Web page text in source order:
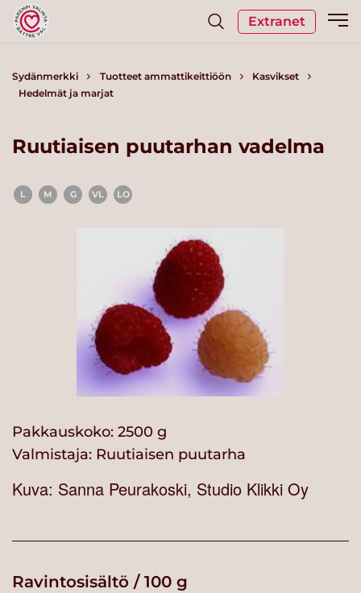
Extranet
Sydänmerkki Tuotteet ammattikeittiöön
Kasvikset
Hedelmät ja marjat
Ruutiaisen puutarhan vadelma
L M G VL LO
Pakkauskoko: 2500 g
Valmistaja: Ruutiaisen puutarha
Kuva: Sanna Peurakoski, Studio Klikki Oy
Ravintosisältö / 100 g